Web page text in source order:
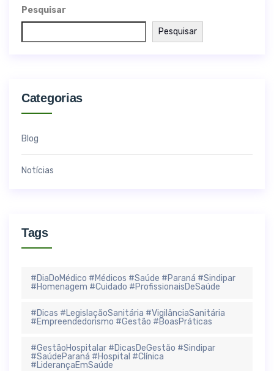
Pesquisar
Pesquisar
Categorias
Blog
Notícias
Tags
#DiaDoMédico #Médicos #Saúde #Paraná #Sindipar
#Homenagem #Cuidado #ProfissionaisDeSaúde
#Dicas #LegislaçãoSanitária #VigilânciaSanitária
#Empreendedorismo #Gestão #BoasPráticas
#GestãoHospitalar #DicasDeGestão #Sindipar
#SaúdeParaná #Hospital #Clínica
#LiderançaEmSaúde